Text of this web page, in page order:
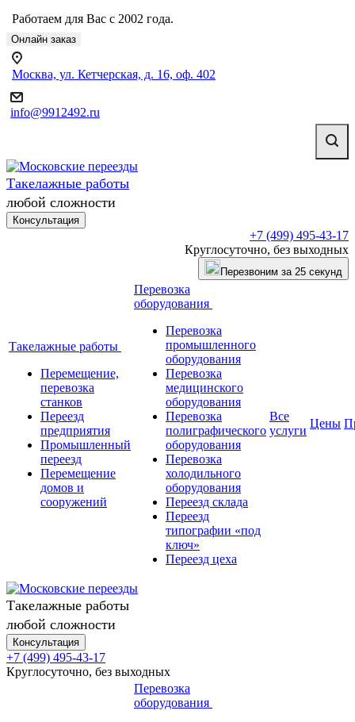
Работаем для Вас с 2002 года.
Онлайн заказ
Москва, ул. Кетчерская, д. 16, оф. 402
info@9912492.ru
Такелажные работы
любой сложности
Консультация
+7 (499) 495-43-17
Круглосуточно, без выходных
Перезвоним за 25 секунд
Такелажные работы
Перемещение,
перевозка
станков
Переезд
предприятия
Промышленный
переезд
Перемещение
домов и
сооружений
Перевозка
оборудования
Перевозка
промышленного
оборудования
Перевозка
медицинского
оборудования
Перевозка
полиграфического
оборудования
Перевозка
холодильного
оборудования
Переезд склада
Переезд
типографии «под
ключ»
Переезд цеха
Все
услуги
Цены
Такелажные работы
любой сложности
Консультация
+7 (499) 495-43-17
Круглосуточно, без выходных
Перевозка
оборудования